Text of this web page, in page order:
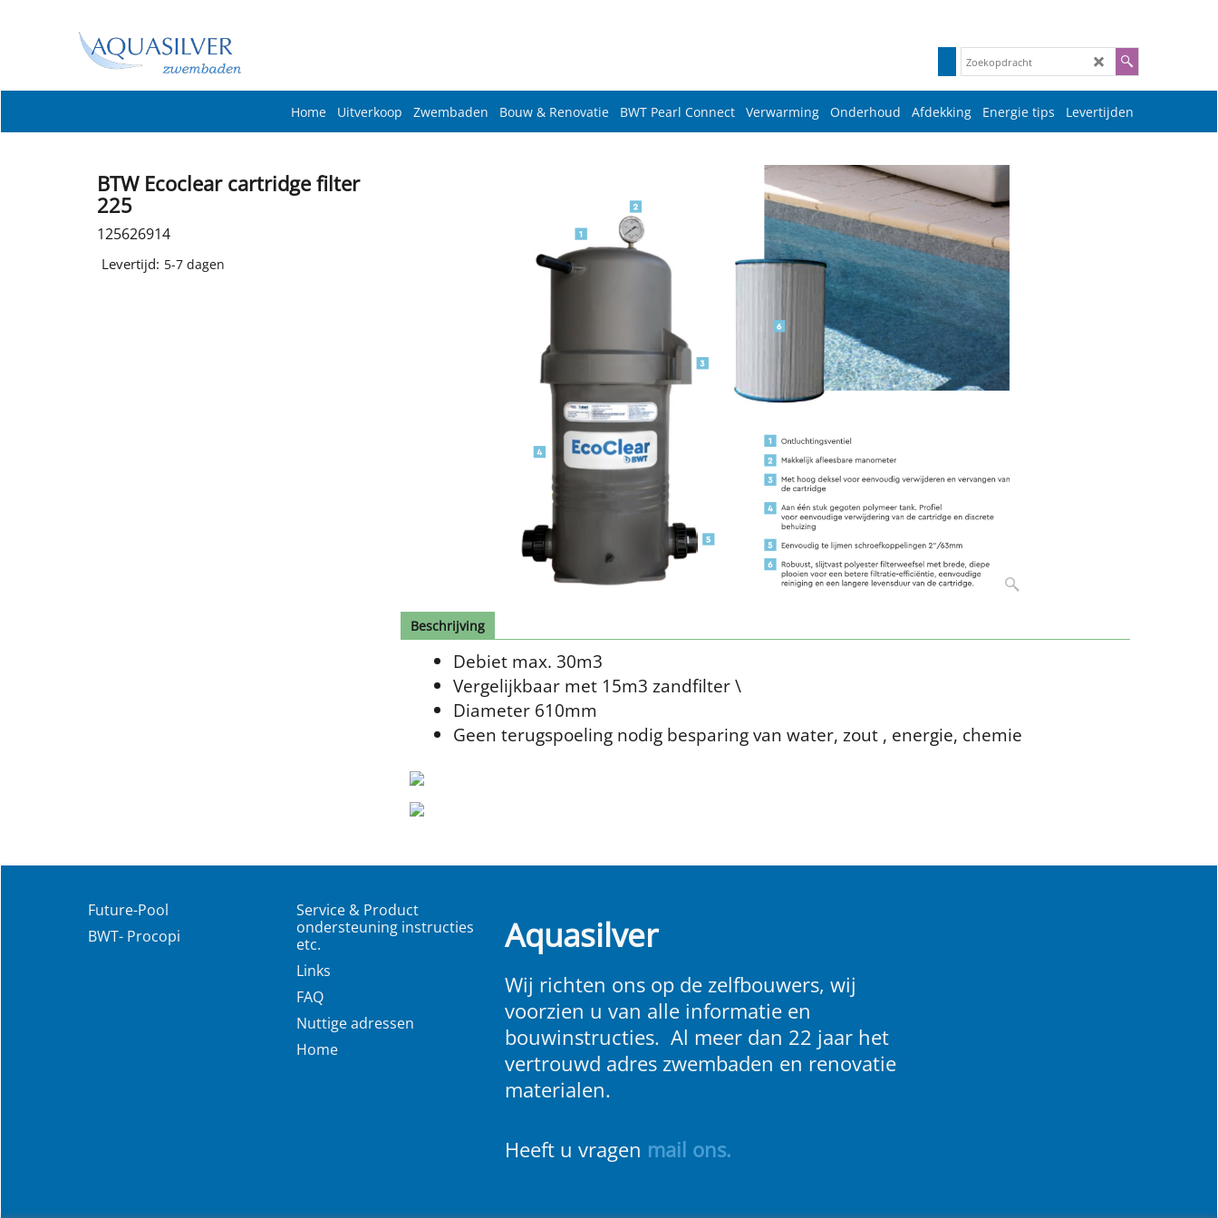
Home Uitverkoop Zwembaden Bouw & Renovatie BWT Pearl Connect Verwarming Onderhoud Afdekking Energie tips Levertijden
BTW Ecoclear cartridge filter
225
125626914
Levertijd: 5-7 dagen
Beschrijving
Debiet max. 30m3
Vergelijkbaar met 15m3 zandfilter \
Diameter 610mm
Geen terugspoeling nodig besparing van water, zout , energie, chemie
Future-Pool
BWT- Procopi
Service & Product
ondersteuning instructies
etc.
Links
FAQ
Nuttige adressen
Home
Aquasilver
Wij richten ons op de zelfbouwers, wij
voorzien u van alle informatie en
bouwinstructies. Al meer dan 22 jaar het
vertrouwd adres zwembaden en renovatie
materialen.
Heeft u vragen mail ons.